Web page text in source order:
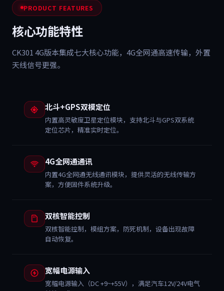
PRODUCT FEATURES
核心功能特性
CK301 4G版本集成七大核心功能，4G全网通高速传输，外置
天线信号更强。
北斗+GPS双模定位
内置高灵敏度卫星定位模块，支持北斗与GPS双系统
定位芯片，精准实时定位。
4G全网通通讯
内置4G全网通无线通讯模块，提供灵活的无线传输方
案，方便固件系统升级。
双核智能控制
双核智能控制，模组方案，防死机制，设备出现故障
自动恢复。
宽幅电源输入
宽幅电源输入（DC +9~+55V），满足汽车12V/24V电气